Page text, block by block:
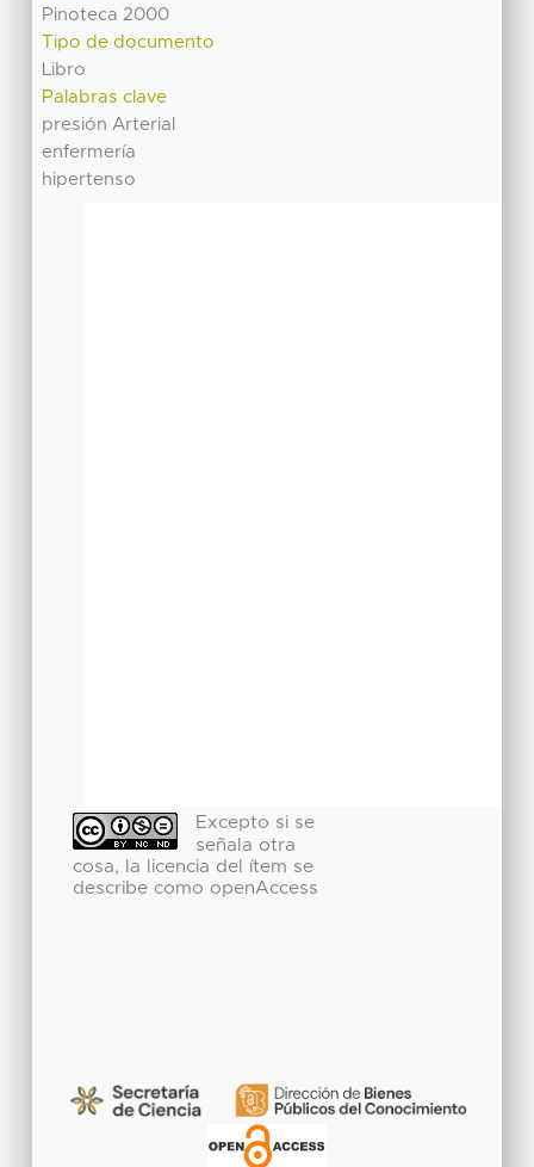
Pinoteca 2000
Tipo de documento
Libro
Palabras clave
presión Arterial
enfermería
hipertenso
Excepto si se
señala otra
cosa, la licencia del ítem se
describe como openAccess